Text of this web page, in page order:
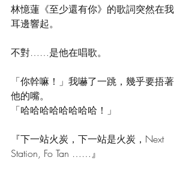
林憶蓮《至少還有你》的歌詞突然在我
耳邊響起。
不對……是他在唱歌。
「你幹嘛！」我嚇了一跳，幾乎要捂著
他的嘴。
「哈哈哈哈哈哈哈哈！」
『下一站火炭，下一站是火炭，Next
Station, Fo Tan ……』